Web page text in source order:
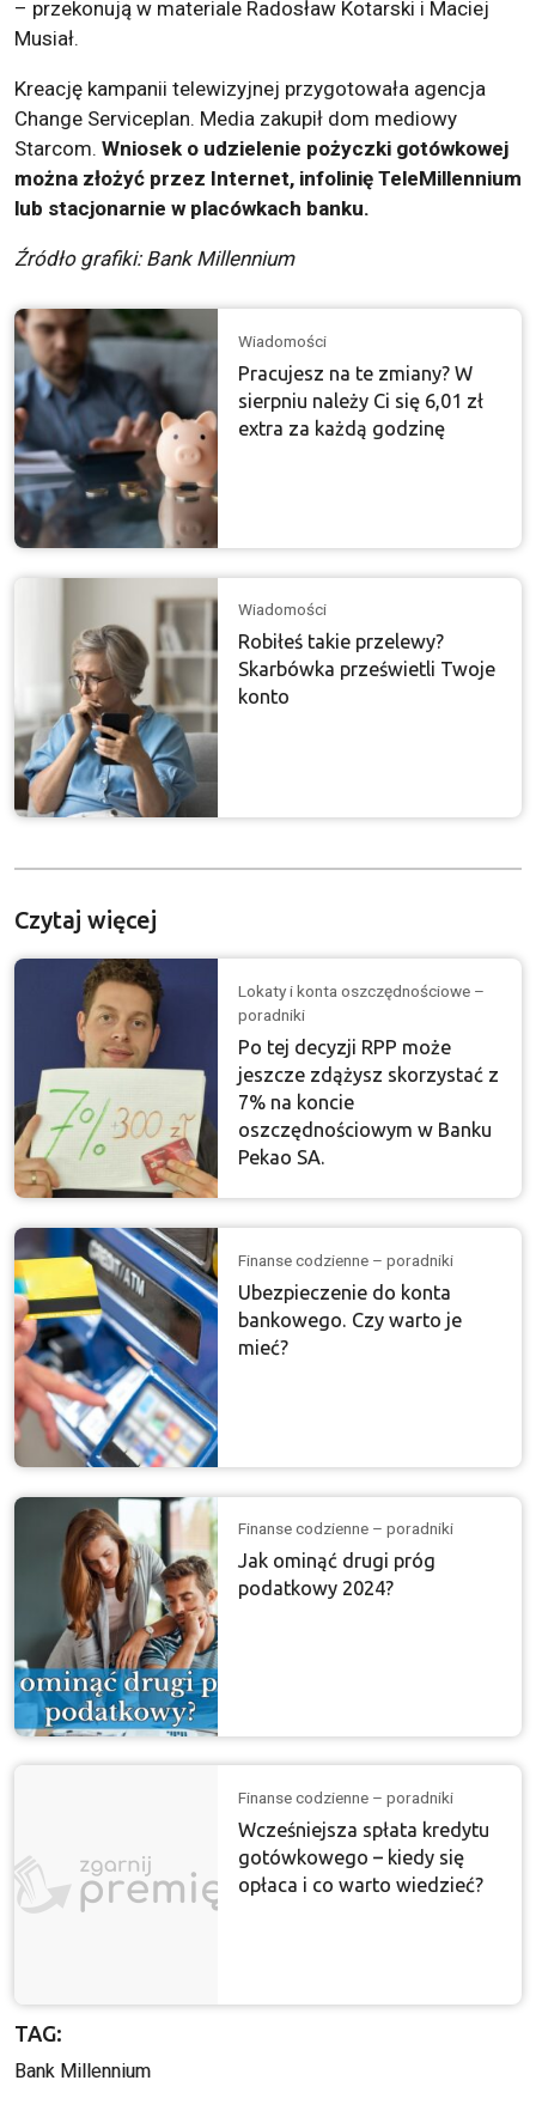
– przekonują w materiale Radosław Kotarski i Maciej
Musiał.
Kreację kampanii telewizyjnej przygotowała agencja
Change Serviceplan. Media zakupił dom mediowy
Starcom. Wniosek o udzielenie pożyczki gotówkowej
można złożyć przez Internet, infolinię TeleMillennium
lub stacjonarnie w placówkach banku.
Źródło grafiki: Bank Millennium
Wiadomości
Pracujesz na te zmiany? W
sierpniu należy Ci się 6,01 zł
extra za każdą godzinę
Wiadomości
Robiłeś takie przelewy?
Skarbówka prześwietli Twoje
konto
Czytaj więcej
Lokaty i konta oszczędnościowe –
poradniki
Po tej decyzji RPP może
jeszcze zdążysz skorzystać z
7% na koncie
oszczędnościowym w Banku
Pekao SA.
Finanse codzienne – poradniki
Ubezpieczenie do konta
bankowego. Czy warto je
mieć?
Finanse codzienne – poradniki
Jak ominąć drugi próg
podatkowy 2024?
Finanse codzienne – poradniki
Wcześniejsza spłata kredytu
gotówkowego – kiedy się
opłaca i co warto wiedzieć?
TAG:
Bank Millennium